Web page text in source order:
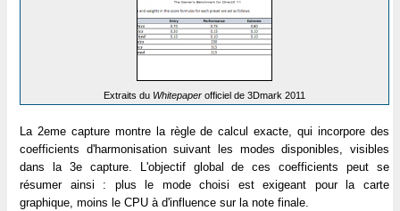
Extraits du Whitepaper officiel de 3Dmark 2011
La 2eme capture montre la règle de calcul exacte, qui incorpore des
coefficients d'harmonisation suivant les modes disponibles, visibles
dans la 3e capture. L'objectif global de ces coefficients peut se
résumer ainsi : plus le mode choisi est exigeant pour la carte
graphique, moins le CPU à d'influence sur la note finale.